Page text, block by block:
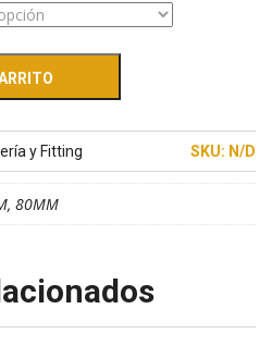
y Fitting SKU: N/D
80MM